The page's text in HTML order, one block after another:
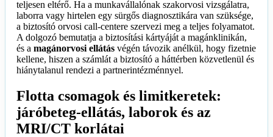
teljesen eltérő. Ha a munkavállalónak szakorvosi vizsgálatra,
laborra vagy hirtelen egy sürgős diagnosztikára van szüksége,
a biztosító orvosi call-centere szervezi meg a teljes folyamatot.
A dolgozó bemutatja a biztosítási kártyáját a magánklinikán,
és a magánorvosi ellátás végén távozik anélkül, hogy fizetnie
kellene, hiszen a számlát a biztosító a háttérben közvetlenül és
hiánytalanul rendezi a partnerintézménnyel.
Flotta csomagok és limitkeretek:
járóbeteg-ellátás, laborok és az
MRI/CT korlátai